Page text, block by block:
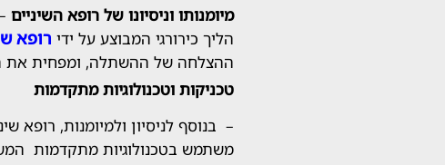
מיומנותו וניסיונו של רופא השיניים
הליך כירורגי המבוצע על ידי רופא
ההצלחה של ההשתלה, ומפחית את
טכניקות וטכנולוגיות מתקדמות
– בנוסף לניסיון ולמיומנות, רופא
משתמש בטכנולוגיות מתקדמות